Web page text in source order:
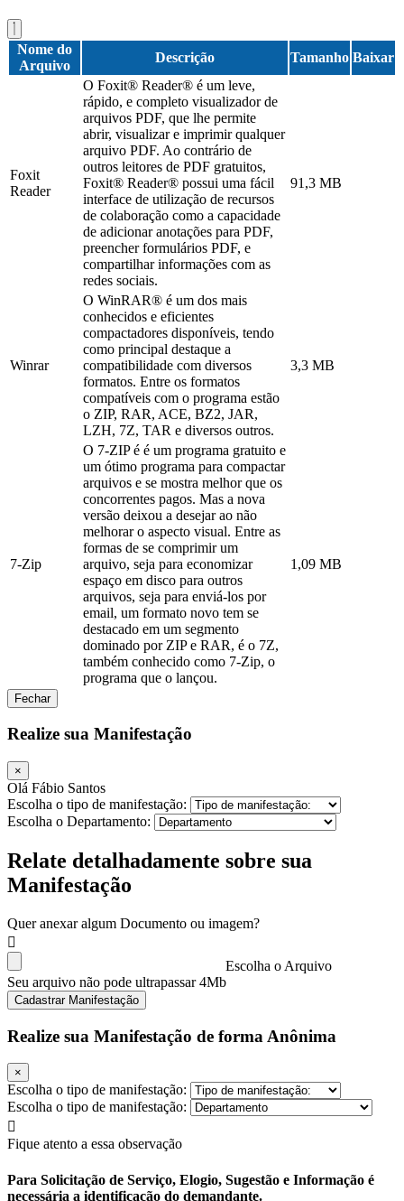
Nome do
Arquivo
Descrição Tamanho Baixar
Foxit
Reader
O Foxit® Reader® é um leve,
rápido, e completo visualizador de
arquivos PDF, que lhe permite
abrir, visualizar e imprimir qualquer
arquivo PDF. Ao contrário de
outros leitores de PDF gratuitos,
Foxit® Reader® possui uma fácil
interface de utilização de recursos
de colaboração como a capacidade
de adicionar anotações para PDF,
preencher formulários PDF, e
compartilhar informações com as
redes sociais.
91,3 MB
Winrar
O WinRAR® é um dos mais
conhecidos e eficientes
compactadores disponíveis, tendo
como principal destaque a
compatibilidade com diversos
formatos. Entre os formatos
compatíveis com o programa estão
o ZIP, RAR, ACE, BZ2, JAR,
LZH, 7Z, TAR e diversos outros.
3,3 MB
7-Zip
O 7-ZIP é é um programa gratuito e
um ótimo programa para compactar
arquivos e se mostra melhor que os
concorrentes pagos. Mas a nova
versão deixou a desejar ao não
melhorar o aspecto visual. Entre as
formas de se comprimir um
arquivo, seja para economizar
espaço em disco para outros
arquivos, seja para enviá-los por
email, um formato novo tem se
destacado em um segmento
dominado por ZIP e RAR, é o 7Z,
também conhecido como 7-Zip, o
programa que o lançou.
1,09 MB
Fechar
Realize sua Manifestação
×
Olá Fábio Santos
Escolha o tipo de manifestação:
Escolha o Departamento:
Relate detalhadamente sobre sua
Manifestação
Quer anexar algum Documento ou imagem?
Escolha o Arquivo
Seu arquivo não pode ultrapassar 4Mb
Cadastrar Manifestação
Realize sua Manifestação de forma Anônima
×
Escolha o tipo de manifestação:
Escolha o tipo de manifestação:
Fique atento a essa observação
Para Solicitação de Serviço, Elogio, Sugestão e Informação é
necessária a identificação do demandante.